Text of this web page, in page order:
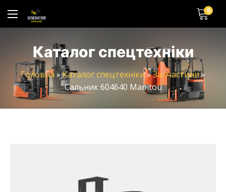
0
Каталог спецтехніки
Головна»Каталог спецтехніки»Запчастини»
Сальник 604640 Manitou